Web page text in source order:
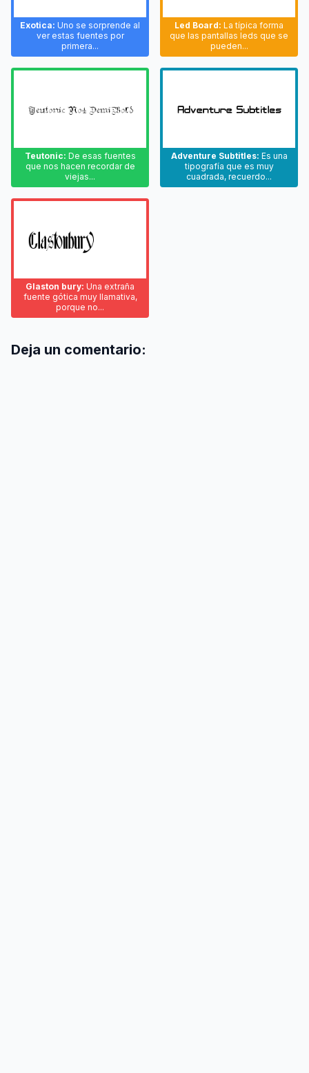
Exotica: Uno se sorprende al
ver estas fuentes por
primera...
Led Board: La típica forma
que las pantallas leds que se
pueden...
Teutonic: De esas fuentes
que nos hacen recordar de
viejas...
Adventure Subtitles: Es una
tipografía que es muy
cuadrada, recuerdo...
Glaston bury: Una extraña
fuente gótica muy llamativa,
porque no...
Deja un comentario: